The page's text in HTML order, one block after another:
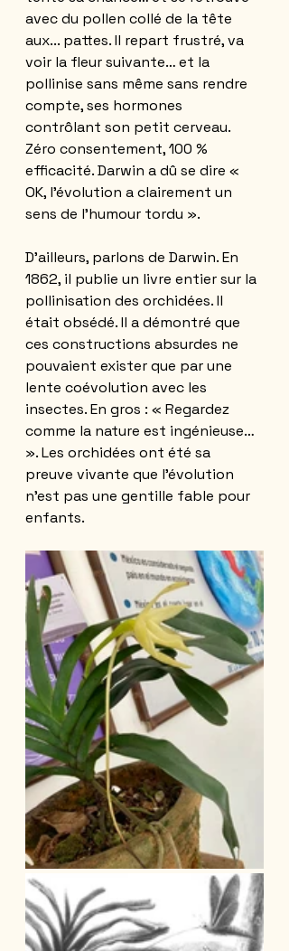
avec du pollen collé de la tête
aux... pattes. Il repart frustré, va
voir la fleur suivante… et la
pollinise sans même sans rendre
compte, ses hormones
contrôlant son petit cerveau.
Zéro consentement, 100 %
efficacité. Darwin a dû se dire «
OK, l’évolution a clairement un
sens de l’humour tordu ».
D’ailleurs, parlons de Darwin. En
1862, il publie un livre entier sur la
pollinisation des orchidées. Il
était obsédé. Il a démontré que
ces constructions absurdes ne
pouvaient exister que par une
lente coévolution avec les
insectes. En gros : « Regardez
comme la nature est ingénieuse…
». Les orchidées ont été sa
preuve vivante que l’évolution
n’est pas une gentille fable pour
enfants.